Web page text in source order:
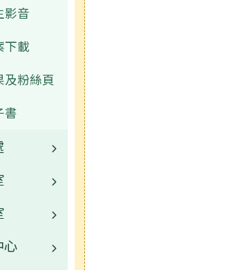
影音
下載
及粉絲頁
書
掌
告
學習資源
掌
告
掌
心